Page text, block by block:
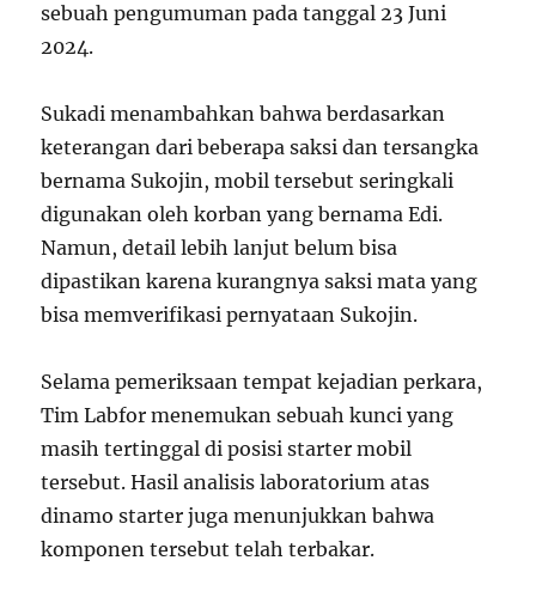
sebuah pengumuman pada tanggal 23 Juni
2024.
Sukadi menambahkan bahwa berdasarkan
keterangan dari beberapa saksi dan tersangka
bernama Sukojin, mobil tersebut seringkali
digunakan oleh korban yang bernama Edi.
Namun, detail lebih lanjut belum bisa
dipastikan karena kurangnya saksi mata yang
bisa memverifikasi pernyataan Sukojin.
Selama pemeriksaan tempat kejadian perkara,
Tim Labfor menemukan sebuah kunci yang
masih tertinggal di posisi starter mobil
tersebut. Hasil analisis laboratorium atas
dinamo starter juga menunjukkan bahwa
komponen tersebut telah terbakar.